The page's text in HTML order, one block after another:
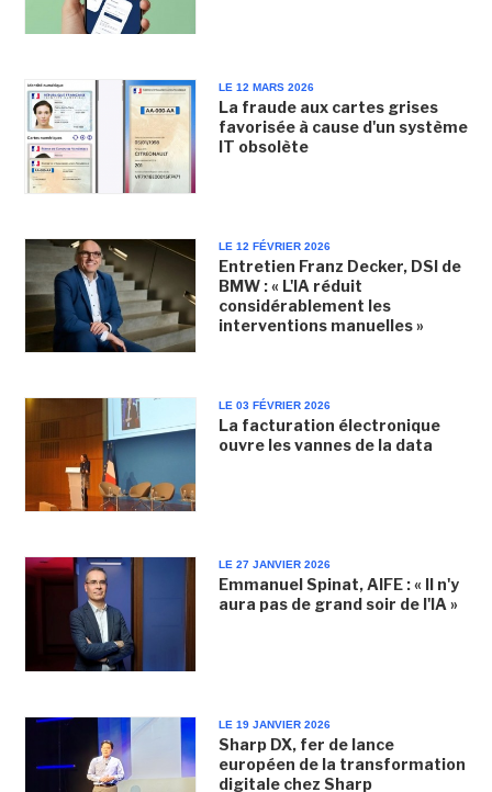
LE 12 MARS 2026
La fraude aux cartes grises
favorisée à cause d'un système
IT obsolète
LE 12 FÉVRIER 2026
Entretien Franz Decker, DSI de
BMW : « L'IA réduit
considérablement les
interventions manuelles »
LE 03 FÉVRIER 2026
La facturation électronique
ouvre les vannes de la data
LE 27 JANVIER 2026
Emmanuel Spinat, AIFE : « Il n'y
aura pas de grand soir de l'IA »
LE 19 JANVIER 2026
Sharp DX, fer de lance
européen de la transformation
digitale chez Sharp